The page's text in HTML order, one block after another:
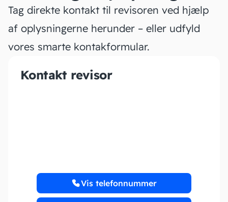
Tag direkte kontakt til revisoren ved hjælp
af oplysningerne herunder – eller udfyld
vores smarte kontakformular.
Kontakt revisor
Vis telefonnummer